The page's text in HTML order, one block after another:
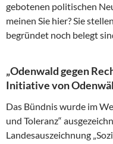
gebotenen politischen
meinen Sie hier? Sie
begründet noch belegt
„Odenwald gegen
Initiative von
Das Bündnis wurde im
und Toleranz“
Landesauszeichnung